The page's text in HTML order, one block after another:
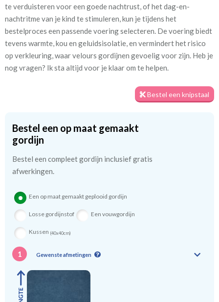
Materiaal: 100% polyester
We hebben bijna alle stoffen op voorraad, bestel daarom gerust
eerst een knipstaaltje.
kindergordijnen voeren: een verschil van dag en nacht!
te verduisteren voor een goede nachtrust, of het dag-en-
nachtritme van je kind te stimuleren, kun je tijdens het
bestelproces een passende voering selecteren. De voering biedt
tevens warmte, kou en geluidsisolatie, en vermindert het risico
op verkleuring, waar velours gordijnen gevoelig voor zijn. Heb je
nog vragen? Ik sta altijd voor je klaar om te helpen.
Bestel een knipstaal
Bestel een op maat gemaakt
gordijn
Bestel een compleet gordijn inclusief gratis
afwerkingen.
Een op maat gemaakt geplooid gordijn
Losse gordijnstof Een vouwgordijn
Kussen (40x40cm)
1 Gewenste afmetingen